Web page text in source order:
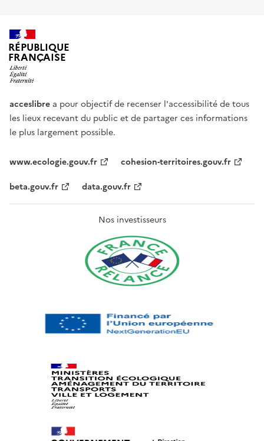
RÉPUBLIQUE
FRANÇAISE
acceslibre a pour objectif de recenser l'accessibilité de tous
les lieux recevant du public et de partager ces informations
le plus largement possible.
www.ecologie.gouv.fr
cohesion-territoires.gouv.fr
beta.gouv.fr
data.gouv.fr
Nos investisseurs